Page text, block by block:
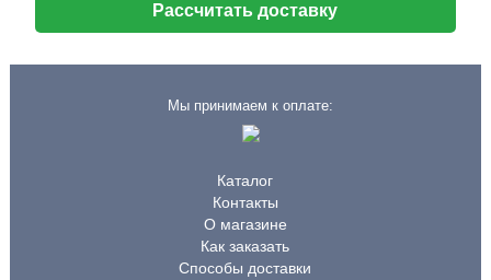
Рассчитать доставку
Мы принимаем к оплате:
Каталог
Контакты
О магазине
Как заказать
Способы доставки